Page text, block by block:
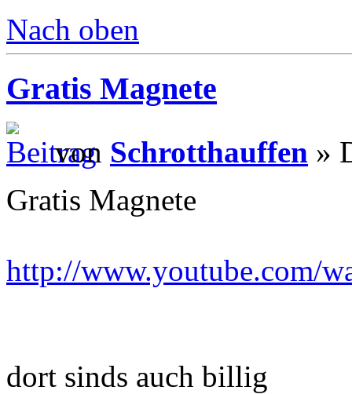
Nach oben
Gratis Magnete
von Schrotthauffen »
Gratis Magnete
http://www.youtube.com/
dort sinds auch billig